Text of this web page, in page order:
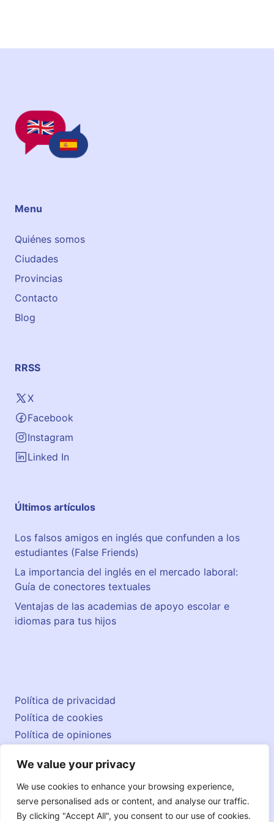
We value your privacy
We use cookies to enhance your browsing experience,
serve personalised ads or content, and analyse our traffic.
By clicking "Accept All", you consent to our use of cookies.
l
Menu
Quiénes somos
Ciudades
Provincias
Contacto
Blog
RRSS
X
Facebook
Instagram
Linked In
Últimos artículos
Los falsos amigos en inglés que confunden a los
estudiantes (False Friends)
La importancia del inglés en el mercado laboral:
Guía de conectores textuales
Ventajas de las academias de apoyo escolar e
idiomas para tus hijos
© 2026 englishatlas.es
Política de privacidad
Política de cookies
Política de opiniones
Contacto